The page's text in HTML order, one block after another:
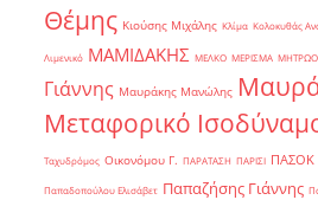
Θέμης Κιούσης Μιχάλης Κλίμα Κολοκυθάς
Λιμενικό ΜΑΜΙΔΑΚΗΣ ΜΕΛΚΟ ΜΕΡΙΣΜΑ
Γιάννης Μαυράκης Μανώλης
Μεταφορικό
Ταχυδρόμος Οικονόμου Γ. ΠΑΡΑΤΑΣΗ ΠΑΡΙΣΙ ΠΑΣΟΚ
Παπαδοπούλου Ελισάβετ Παπαζήσης Γιάννης